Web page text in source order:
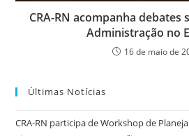
CRA-RN acompanha debates
Administração no
16 de maio de
Últimas Notícias
CRA-RN participa de Workshop de